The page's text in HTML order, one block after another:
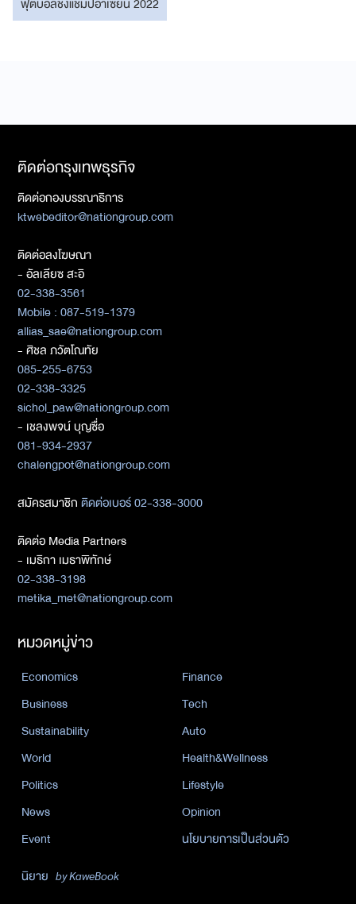
ติดต่อกรุงเทพธุรกิจ
ติดต่อกองบรรณาธิการ
ktwebeditor@nationgroup.com
ติดต่อลงโฆษณา
- อัลเลียซ สะอิ
02-338-3561
Mobile : 087-519-1379
allias_sae@nationgroup.com
- ศิชล ภวัตโณทัย
085-255-6753
02-338-3325
sichol_paw@nationgroup.com
- เชลงพจน์ บุญซื่อ
081-934-2937
chalengpot@nationgroup.com
สมัครสมาชิกติดต่อเบอร์ 02-338-3000
ติดต่อ Media Partners
- เมธิกา เมธาพิทักษ์
02-338-3198
metika_met@nationgroup.com
หมวดหมู่ข่าว
Economics
Finance
Business
Tech
Sustainability
Auto
World
Health&Wellness
Politics
Lifestyle
News
Opinion
Event
นโยบายการเป็นส่วนตัว
นิยาย by KaweBook